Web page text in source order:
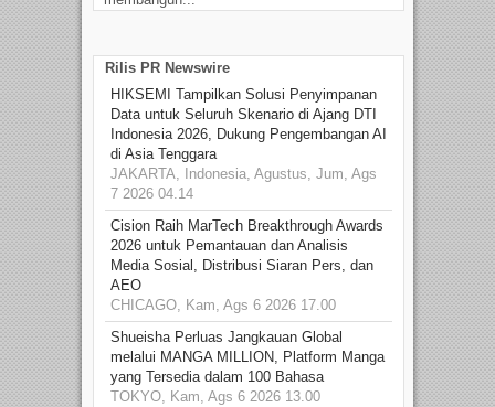
Rilis PR Newswire
HIKSEMI Tampilkan Solusi Penyimpanan
Data untuk Seluruh Skenario di Ajang DTI
Indonesia 2026, Dukung Pengembangan AI
di Asia Tenggara
JAKARTA, Indonesia, Agustus, Jum, Ags
7 2026 04.14
Cision Raih MarTech Breakthrough Awards
2026 untuk Pemantauan dan Analisis
Media Sosial, Distribusi Siaran Pers, dan
AEO
CHICAGO, Kam, Ags 6 2026 17.00
Shueisha Perluas Jangkauan Global
melalui MANGA MILLION, Platform Manga
yang Tersedia dalam 100 Bahasa
TOKYO, Kam, Ags 6 2026 13.00